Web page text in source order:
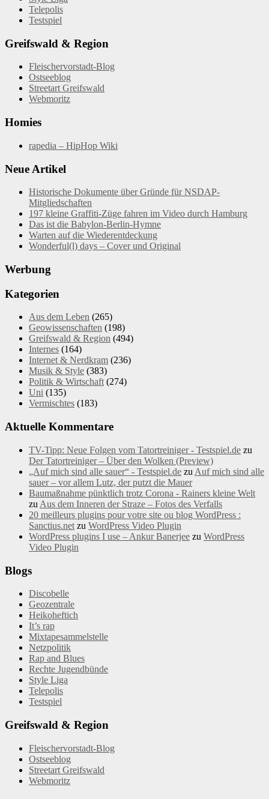
Telepolis
Testspiel
Greifswald & Region
Fleischervorstadt-Blog
Ostseeblog
Streetart Greifswald
Webmoritz
Homies
rapedia – HipHop Wiki
Neue Artikel
Historische Dokumente über Gründe für NSDAP-
Mitgliedschaften
197 kleine Graffiti-Züge fahren im Video durch Hamburg
Das ist die Babylon-Berlin-Hymne
Warten auf die Wiederentdeckung
Wonderful(l) days – Cover und Original
Werbung
Kategorien
Aus dem Leben (265)
Geowissenschaften (198)
Greifswald & Region (494)
Internes (164)
Internet & Nerdkram (236)
Musik & Style (383)
Politik & Wirtschaft (274)
Uni (135)
Vermischtes (183)
Aktuelle Kommentare
TV-Tipp: Neue Folgen vom Tatortreiniger - Testspiel.de zu
Der Tatortreiniger – Über den Wolken (Preview)
„Auf mich sind alle sauer“ - Testspiel.de zu Auf mich sind alle
sauer – vor allem Lutz, der putzt die Mauer
Baumaßnahme pünktlich trotz Corona - Rainers kleine Welt
zu Aus dem Inneren der Straze – Fotos des Verfalls
20 meilleurs plugins pour votre site ou blog WordPress :
Sanctius.net zu WordPress Video Plugin
WordPress plugins I use – Ankur Banerjee zu WordPress
Video Plugin
Blogs
Discobelle
Geozentrale
Heikoheftich
It’s rap
Mixtapesammelstelle
Netzpolitik
Rap and Blues
Rechte Jugendbünde
Style Liga
Telepolis
Testspiel
Greifswald & Region
Fleischervorstadt-Blog
Ostseeblog
Streetart Greifswald
Webmoritz